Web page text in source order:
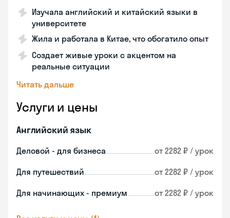
Изучала английский и китайский языки в
университете
Жила и работала в Китае, что обогатило опыт
Создает живые уроки с акцентом на
реальные ситуации
Читать дальше
Услуги и цены
Английский язык
Деловой - для бизнеса от 2282 ₽ / урок
Для путешествий от 2282 ₽ / урок
Для начинающих - премиум от 2282 ₽ / урок